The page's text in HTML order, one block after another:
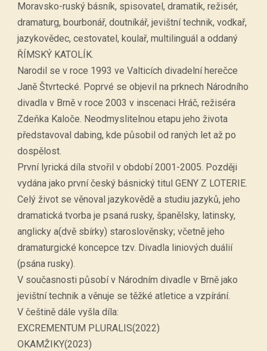
Moravsko-ruský básník, spisovatel, dramatik, režisér,
dramaturg, bourbonář, doutníkář, jevištní technik, vodkař,
jazykovědec, cestovatel, koulař, multilinguál a oddaný
ŘÍMSKÝ KATOLÍK.
Narodil se v roce 1993 ve Valticích divadelní herečce
Janě Štvrtecké. Poprvé se objevil na prknech Národního
divadla v Brně v roce 2003 v inscenaci Hráč, režiséra
Zdeňka Kaloče. Neodmyslitelnou etapu jeho života
představoval dabing, kde působil od raných let až po
dospělost.
První lyrická díla stvořil v období 2001-2005. Později
vydána jako první český básnický titul GENY Z LOTERIE.
Celý život se věnoval jazykovědě a studiu jazyků, jeho
dramatická tvorba je psaná rusky, španělsky, latinsky,
anglicky a(dvě sbírky) staroslověnsky; včetně jeho
dramaturgické koncepce tzv. Divadla liniových duálií
(psána rusky).
V současnosti působí v Národním divadle v Brně jako
jevištní technik a věnuje se těžké atletice a vzpírání.
V češtině dále vyšla díla:
EXCREMENTUM PLURALIS(2022)
OKAMŽIKY(2023)